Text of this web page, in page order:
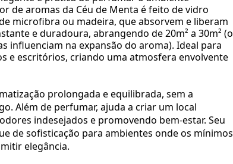
de aromas da Céu de Menta é feito de vidro
microfibra ou madeira, que absorvem e liberam
e duradoura, abrangendo de 20m² a 30m² (o
influenciam na expansão do aroma). Ideal para
e escritórios, criando uma atmosfera envolvente
prolongada e equilibrada, sem a
Além de perfumar, ajuda a criar um local
indesejados e promovendo bem-estar. Seu
de sofisticação para ambientes onde os mínimos
elegância.